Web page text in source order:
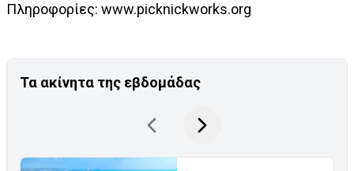
Πληροφορίες: www.picknickworks.org
Τα ακίνητα της εβδομάδας